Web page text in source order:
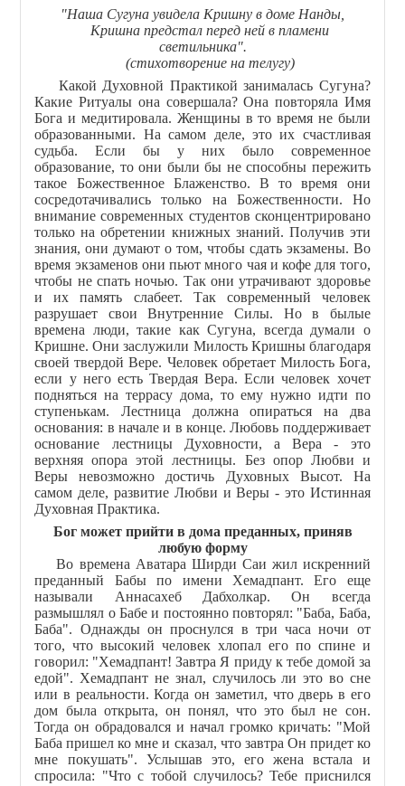
"Наша Сугуна увидела Кришну в доме Нанды,
Кришна предстал перед ней в пламени
светильника".
(стихотворение на телугу)
Какой Духовной Практикой занималась Сугуна?
Какие Ритуалы она совершала? Она повторяла Имя
Бога и медитировала. Женщины в то время не были
образованными. На самом деле, это их счастливая
судьба. Если бы у них было современное
образование, то они были бы не способны пережить
такое Божественное Блаженство. В то время они
сосредотачивались только на Божественности. Но
внимание современных студентов сконцентрировано
только на обретении книжных знаний. Получив эти
знания, они думают о том, чтобы сдать экзамены. Во
время экзаменов они пьют много чая и кофе для того,
чтобы не спать ночью. Так они утрачивают здоровье
и их память слабеет. Так современный человек
разрушает свои Внутренние Силы. Но в былые
времена люди, такие как Сугуна, всегда думали о
Кришне. Они заслужили Милость Кришны благодаря
своей твердой Вере. Человек обретает Милость Бога,
если у него есть Твердая Вера. Если человек хочет
подняться на террасу дома, то ему нужно идти по
ступенькам. Лестница должна опираться на два
основания: в начале и в конце. Любовь поддерживает
основание лестницы Духовности, а Вера - это
верхняя опора этой лестницы. Без опор Любви и
Веры невозможно достичь Духовных Высот. На
самом деле, развитие Любви и Веры - это Истинная
Духовная Практика.
Бог может прийти в дома преданных, приняв
любую форму
Во времена Аватара Ширди Саи жил искренний
преданный Бабы по имени Хемадпант. Его еще
называли Аннасахеб Дабхолкар. Он всегда
размышлял о Бабе и постоянно повторял: "Баба, Баба,
Баба". Однажды он проснулся в три часа ночи от
того, что высокий человек хлопал его по спине и
говорил: "Хемадпант! Завтра Я приду к тебе домой за
едой". Хемадпант не знал, случилось ли это во сне
или в реальности. Когда он заметил, что дверь в его
дом была открыта, он понял, что это был не сон.
Тогда он обрадовался и начал громко кричать: "Мой
Баба пришел ко мне и сказал, что завтра Он придет ко
мне покушать". Услышав это, его жена встала и
спросила: "Что с тобой случилось? Тебе приснился